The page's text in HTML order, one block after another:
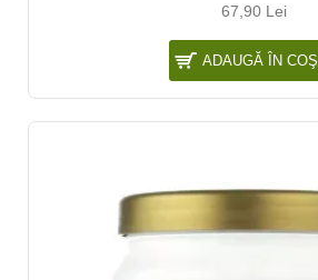
67,90 Lei
ADAUGĂ ÎN COŞ